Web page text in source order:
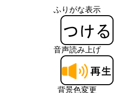
ふりがな表示
音声読み上げ
背景色変更